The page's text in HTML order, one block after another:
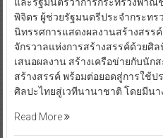
พิจิตร ผู้ช่วยรัฐมนตรีประจำกระท
นิทรรศการแสดงผลงานสร้างสรรค์
จักรวาลแห่งการสร้างสรรค์ด้วยศิล
เสนอผลงาน สร้างเครือข่ายกับนัก
สร้างสรรค์ พร้อมต่อยอดสู่การใช้
ศิลปะไทยสู่เวทีนานาชาติ โดยมีน
Read More